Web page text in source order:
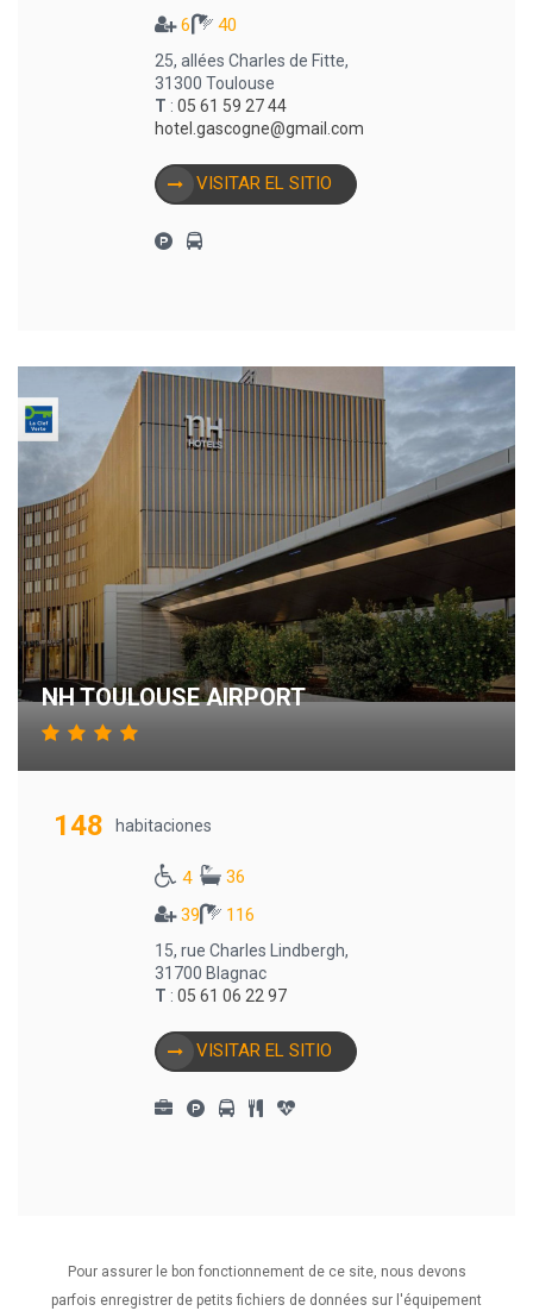
6
40
25, allées Charles de Fitte,
31300 Toulouse
T : 05 61 59 27 44
hotel.gascogne@gmail.com
VISITAR EL SITIO
NH TOULOUSE AIRPORT
148 habitaciones
4
36
39
116
15, rue Charles Lindbergh,
31700 Blagnac
T : 05 61 06 22 97
VISITAR EL SITIO
Pour assurer le bon fonctionnement de ce site, nous devons
parfois enregistrer de petits fichiers de données sur l'équipement